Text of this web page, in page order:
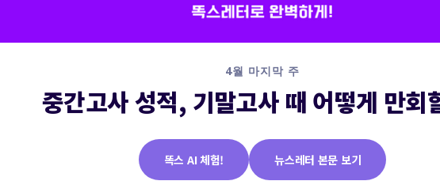
4월 마지막 주
중간고사 성적, 기말고사 때 어떻게 만회
똑스 AI 체험! 뉴스레터 본문 보기